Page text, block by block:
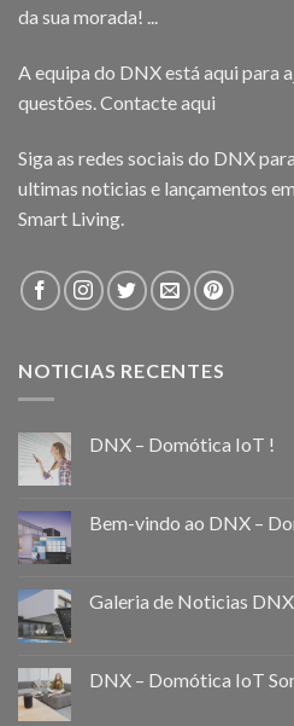
da sua morada! ...
A equipa do DNX está aqui para
questões.Contacte aqui
Siga as redes sociais do DNX
ultimas noticias e lançamentos
Smart Living.
NOTICIAS RECENTES
DNX – Domótica IoT !
Bem-vindo ao DNX –
Galeria de Noticias
DNX – Domótica IoT